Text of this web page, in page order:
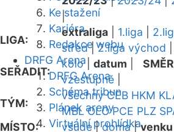
Ke stažení
Kariéra
Redakce webu
DRFG Arena
DRFG Arena
Schéma tribun
Plánek areny
Virtuální prohlídka
|
LIGA:
extraliga 1.liga
střed|2.liga východ
SEŘADIT:
kolo| datum
vzestupně
TÝM:
všechny CEB HKM
MBL OLO PCE PLZ
MÍSTO:
všude|doma|venku